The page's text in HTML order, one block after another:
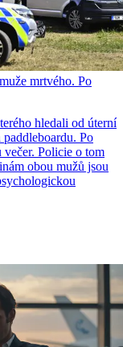
mrtvého. Po
hledali od úterní
Po
večer. Policie o tom
obou mužů jsou